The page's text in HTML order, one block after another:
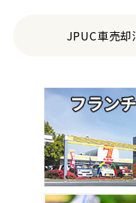
JPUC車売却